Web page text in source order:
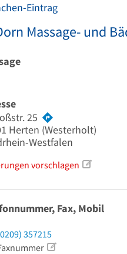
Eintrag
Massage- und
25
Herten (Westerholt)
Westfalen
vorschlagen
Fax, Mobil
357215